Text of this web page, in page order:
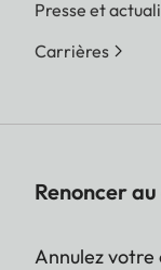
Presse et
Carrières
Renoncer
Annulez votre